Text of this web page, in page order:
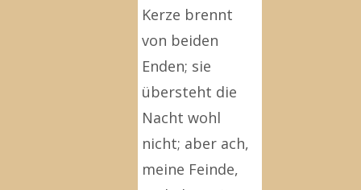
Kerze brennt
von beiden
Enden; sie
übersteht die
Nacht wohl
nicht; aber ach,
meine Feinde,